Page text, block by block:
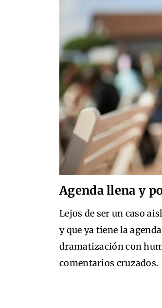
Agenda llena y
Lejos de ser un caso
y que ya tiene la
dramatización con
comentarios cruzados.